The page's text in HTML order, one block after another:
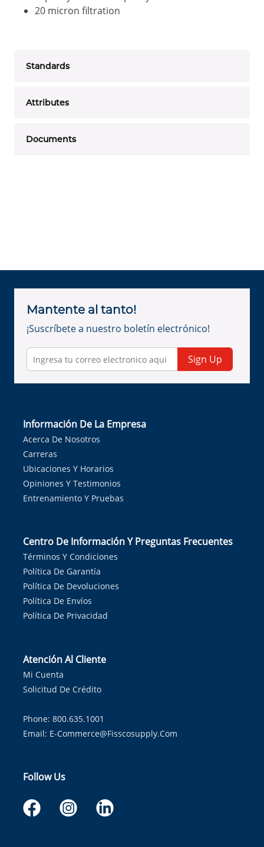
20 micron filtration
Standards
Attributes
Documents
Mantente al tanto!
¡Suscríbete a nuestro boletín electrónico!
Sign Up
Información De La Empresa
Acerca De Nosotros
Carreras
Ubicaciones Y Horarios
Opiniones Y Testimonios
Entrenamiento Y Pruebas
Centro De Información Y Preguntas Frecuentes
Términos Y Condiciones
Política De Garantía
Política De Devoluciones
Política De Envíos
Política De Privacidad
Atención Al Cliente
Mi Cuenta
Solicitud De Crédito
Phone: 800.635.1001
Email: E-Commerce@fisscosupply.com
Follow Us